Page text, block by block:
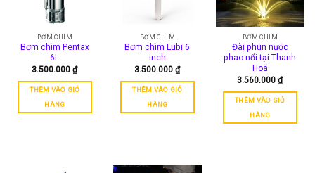
Các
tùy
chọn
có
thể
được
chọn
trên
trang
BƠM CHÌM
Bơm chìm Pentax
6L
3.500.000₫
THÊM VÀO GIỎ
HÀNG
BƠM CHÌM
Bơm chìm Lubi 6
inch
3.500.000₫
THÊM VÀO GIỎ
HÀNG
BƠM CHÌM
Đài phun nước
phao nổi tại Thanh
Hoá
3.560.000₫
THÊM VÀO GIỎ
HÀNG